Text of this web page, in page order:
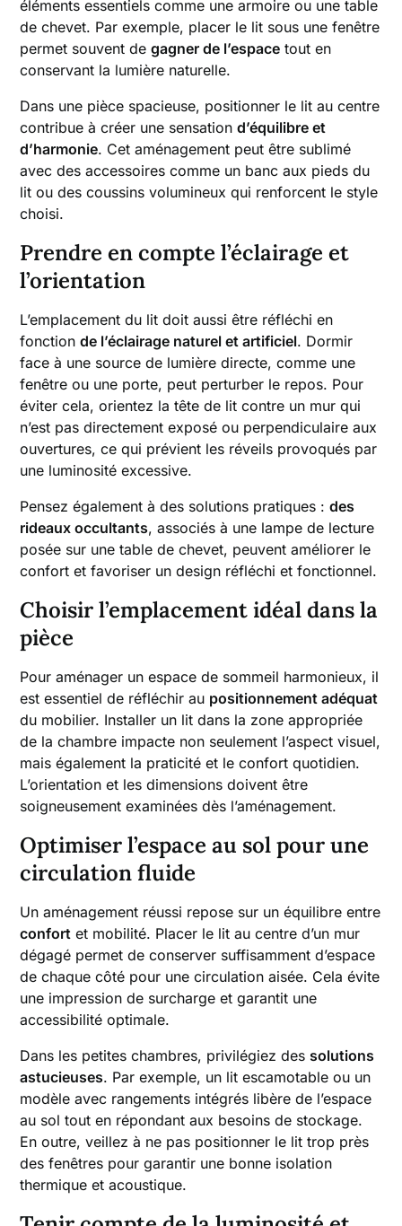
éléments essentiels comme une armoire ou une table
de chevet. Par exemple, placer le lit sous une fenêtre
permet souvent degagner de l’espace tout en
conservant la lumière naturelle.
Dans une pièce spacieuse, positionner le lit au centre
contribue à créer une sensationd’équilibre et
d’harmonie. Cet aménagement peut être sublimé
avec des accessoires comme un banc aux pieds du
lit ou des coussins volumineux qui renforcent le style
choisi.
Prendre en compte l’éclairage et
l’orientation
L’emplacement du lit doit aussi être réfléchi en
fonctionde l’éclairage naturel et artificiel. Dormir
face à une source de lumière directe, comme une
fenêtre ou une porte, peut perturber le repos. Pour
éviter cela, orientez la tête de lit contre un mur qui
n’est pas directement exposé ou perpendiculaire aux
ouvertures, ce qui prévient les réveils provoqués par
une luminosité excessive.
Pensez également à des solutions pratiques :des
rideaux occultants, associés à une lampe de lecture
posée sur une table de chevet, peuvent améliorer le
confort et favoriser un design réfléchi et fonctionnel.
Choisir l’emplacement idéal dans la
pièce
Pour aménager un espace de sommeil harmonieux, il
est essentiel de réfléchir au positionnement adéquat
du mobilier. Installer un lit dans la zone appropriée
de la chambre impacte non seulement l’aspect visuel,
mais également la praticité et le confort quotidien.
L’orientation et les dimensions doivent être
soigneusement examinées dès l’aménagement.
Optimiser l’espace au sol pour une
circulation fluide
Un aménagement réussi repose sur un équilibre entre
confort et mobilité. Placer le lit au centre d’un mur
dégagé permet de conserver suffisamment d’espace
de chaque côté pour une circulation aisée. Cela évite
une impression de surcharge et garantit une
accessibilité optimale.
Dans les petites chambres, privilégiez des solutions
astucieuses. Par exemple, un lit escamotable ou un
modèle avec rangements intégrés libère de l’espace
au sol tout en répondant aux besoins de stockage.
En outre, veillez à ne pas positionner le lit trop près
des fenêtres pour garantir une bonne isolation
thermique et acoustique.